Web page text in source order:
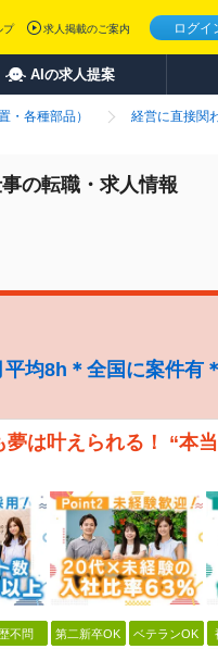
ログイ
プ 求人掲載のご案内
AIの求人提案
・各種部品）
経営に直接関
の転職・求人情報
均8h＊全国に案件有
は叶えられる！ “本
不問 第二新卒OK ベテランOK